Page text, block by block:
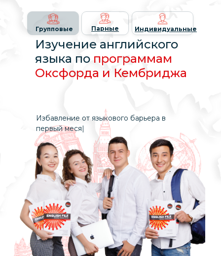
Изучение английского
языка по программам
Оксфорда и Кембриджа
Групповые Парные
Избавление от языкового барьера в
первый меся|
Индивидуальные